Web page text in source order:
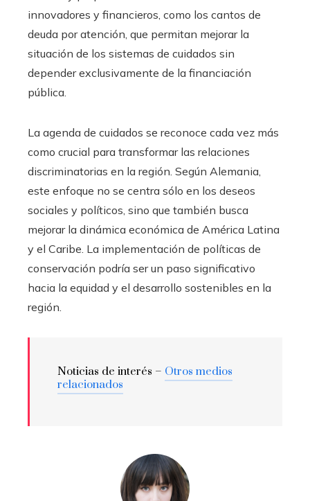
innovadores y financieros, como los cantos de
deuda por atención, que permitan mejorar la
situación de los sistemas de cuidados sin
depender exclusivamente de la financiación
pública.
La agenda de cuidados se reconoce cada vez más
como crucial para transformar las relaciones
discriminatorias en la región. Según Alemania,
este enfoque no se centra sólo en los deseos
sociales y políticos, sino que también busca
mejorar la dinámica económica de América Latina
y el Caribe. La implementación de políticas de
conservación podría ser un paso significativo
hacia la equidad y el desarrollo sostenibles en la
región.
Noticias de interés – Otros medios
relacionados